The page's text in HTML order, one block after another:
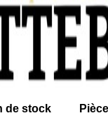
de stock